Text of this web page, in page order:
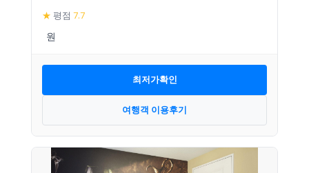
★ 평점 7.7
최저가확인
여행객 이용후기